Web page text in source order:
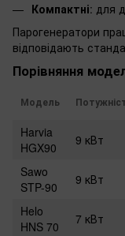
Компактні: для
Парогенератори
відповідають
Порівняння
Модель
Harvia
HGX90
9 кВт
Sawo
STP-90
9 кВт
Helo
HNS 70
7 кВт